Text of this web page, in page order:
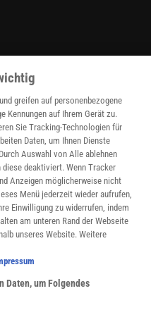
greifen auf personenbezogene
Kennungen auf Ihrem Gerät zu.
Sie Tracking-Technologien für
Daten, um Ihnen Dienste
Auswahl von Alle ablehnen
deaktiviert. Wenn Tracker
Anzeigen möglicherweise nicht
Menü jederzeit wieder aufrufen,
Einwilligung zu widerrufen, indem
am unteren Rand der Webseite
unseres Website. Weitere
Daten, um Folgendes